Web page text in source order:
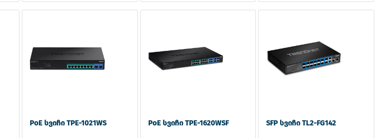
PoE სვიჩი TPE-1021WS PoE სვიჩი TPE-1620WSF SFP სვიჩი TL2-FG142